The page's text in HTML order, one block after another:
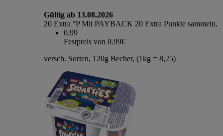
Gültig ab 13.08.2026
20 Extra °P Mit PAYBACK 20 Extra Punkte sammeln.
0.99
Festpreis von 0.99€
versch. Sorten, 120g Becher, (1kg = 8,25)